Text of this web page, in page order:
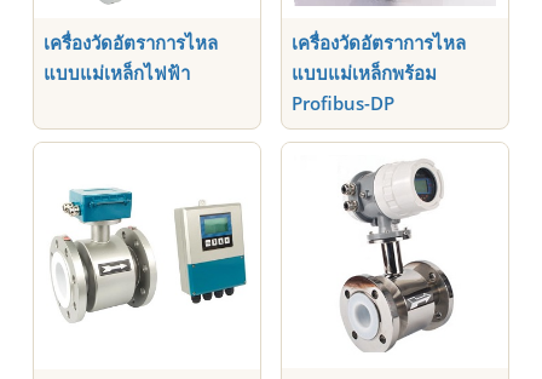
เครื่องวัดอัตราการไหล
แบบแม่เหล็กไฟฟ้า
เครื่องวัดอัตราการไหล
แบบแม่เหล็กพร้อม
Profibus-DP